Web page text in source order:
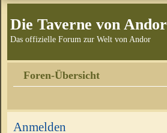
Die Taverne von Andor
Das offizielle Forum zur Welt von Andor
Foren-Übersicht
Anmelden